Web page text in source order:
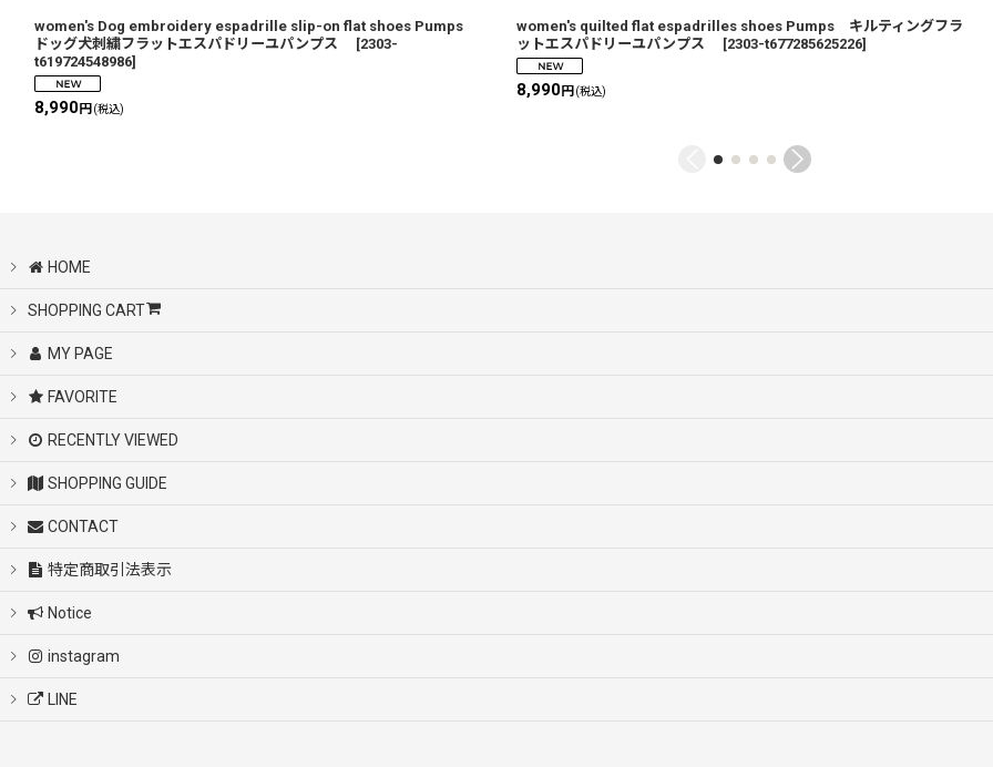
women's Dog embroidery espadrille slip-on flat shoes Pumps
ドッグ犬刺繍フラットエスパドリーユパンプス
[2303-
t619724548986]
8,990円 (税込)
women's quilted flat espadrilles shoes Pumps キルティングフラ
ットエスパドリーユパンプス
[2303-t677285625226]
8,990円 (税込)
HOME
SHOPPING CART
MY PAGE
FAVORITE
RECENTLY VIEWED
SHOPPING GUIDE
CONTACT
特定商取引法表示
Notice
instagram
LINE